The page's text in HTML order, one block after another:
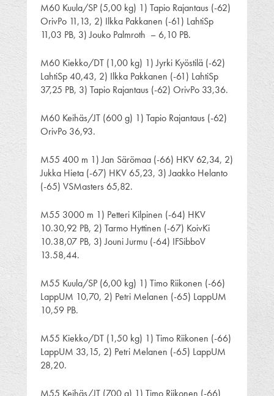
M60 Kuula/SP (5,00 kg) 1) Tapio Rajantaus (-62)
OrivPo 11,13, 2) Ilkka Pakkanen (-61) LahtiSp
11,03 PB, 3) Jouko Palmroth – 6,10 PB.
M60 Kiekko/DT (1,00 kg) 1) Jyrki Kyöstilä (-62)
LahtiSp 40,43, 2) Ilkka Pakkanen (-61) LahtiSp
37,25 PB, 3) Tapio Rajantaus (-62) OrivPo 33,36.
M60 Keihäs/JT (600 g) 1) Tapio Rajantaus (-62)
OrivPo 36,93.
M55 400 m 1) Jan Särömaa (-66) HKV 62,34, 2)
Jukka Hieta (-67) HKV 65,23, 3) Jaakko Helanto
(-65) VSMasters 65,82.
M55 3000 m 1) Petteri Kilpinen (-64) HKV
10.30,92 PB, 2) Tarmo Hyttinen (-67) KoivKi
10.38,07 PB, 3) Jouni Jurmu (-64) IFSibboV
13.58,44.
M55 Kuula/SP (6,00 kg) 1) Timo Riikonen (-66)
LappUM 10,70, 2) Petri Melanen (-65) LappUM
10,59 PB.
M55 Kiekko/DT (1,50 kg) 1) Timo Riikonen (-66)
LappUM 33,15, 2) Petri Melanen (-65) LappUM
28,20.
M55 Keihäs/JT (700 g) 1) Timo Riikonen (-66)